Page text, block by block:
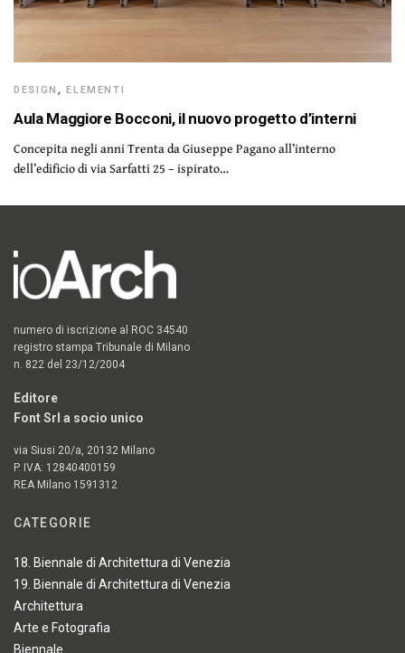
DESIGN ,ELEMENTI
Aula Maggiore Bocconi, il nuovo progetto d’interni
Concepita negli anni Trenta da Giuseppe Pagano all’interno
dell’edificio di via Sarfatti 25 – ispirato…
numero di iscrizione al ROC 34540
registro stampa Tribunale di Milano
n. 822 del 23/12/2004
Editore
Font Srl a socio unico
via Siusi 20/a, 20132 Milano
P. IVA: 12840400159
REA Milano 1591312
CATEGORIE
18. Biennale di Architettura di Venezia
19. Biennale di Architettura di Venezia
Architettura
Arte e Fotografia
Biennale